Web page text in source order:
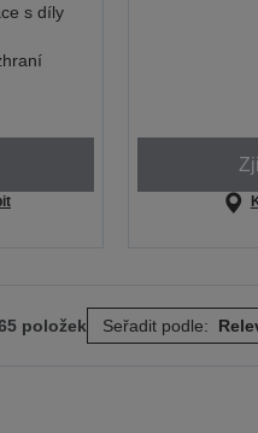
s díly
položek Seřadit podle: